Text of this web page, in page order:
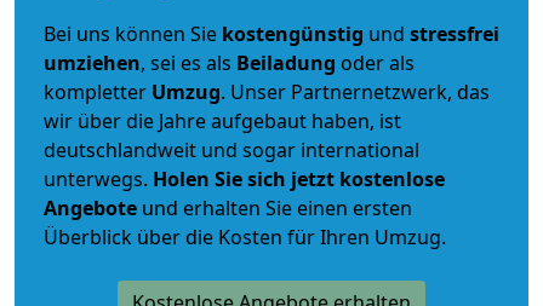
Bei uns können Sie kostengünstig und stressfrei
umziehen, sei es als Beiladung oder als
kompletter Umzug. Unser Partnernetzwerk, das
wir über die Jahre aufgebaut haben, ist
deutschlandweit und sogar international
unterwegs. Holen Sie sich jetzt kostenlose
Angebote und erhalten Sie einen ersten
Überblick über die Kosten für Ihren Umzug.